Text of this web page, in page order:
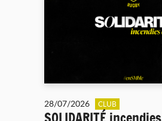
28/07/2026 CLUB